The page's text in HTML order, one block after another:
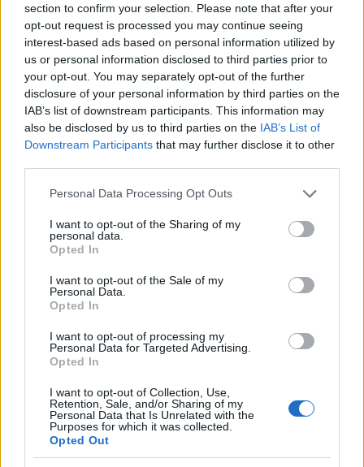
section to confirm your selection. Please note that after your
opt-out request is processed you may continue seeing
interest-based ads based on personal information utilized by
us or personal information disclosed to third parties prior to
your opt-out. You may separately opt-out of the further
disclosure of your personal information by third parties on the
IAB’s list of downstream participants. This information may
also be disclosed by us to third parties on the IAB’s List of
Downstream Participants that may further disclose it to other
Please note that this website/app uses one or more Google
not limited to your visit or usage behaviour. You may click to
grant or deny consent to Google and its third-party tags to
use your data for below specified purposes in below Google
consent section.
Personal Data Processing Opt Outs
I want to opt-out of the Sharing of my
personal data.
Opted In
I want to opt-out of the Sale of my
Personal Data.
Opted In
I want to opt-out of processing my
Personal Data for Targeted Advertising.
Opted In
I want to opt-out of Collection, Use,
Retention, Sale, and/or Sharing of my
Personal Data that Is Unrelated with the
Purposes for which it was collected.
Opted Out
Σχόλια
Σχολίασε εδώ
2000 /2000
Δεν ήταν μόνο η ταχύτητα
- «Ίσως κάτι απέσπασε την
προσοχή του οδηγού» λέει
πραγματογνώμονας για
την τραγωδία στις Σέρρες
με νεκρούς μητέρα και γιο
Μυστράς: Αλλαγή
υπερασπιστική
55χρονου που έκρυψε
νεκρό πατέρα του
καταψύκτη – Η
στους γονείς και η
διαφωνία με την
του